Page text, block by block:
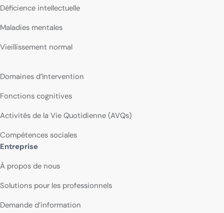
Déficience intellectuelle
Maladies mentales
Vieillissement normal
Domaines d’Intervention
Fonctions cognitives
Activités de la Vie Quotidienne (AVQs)
Compétences sociales
Entreprise
À propos de nous
Solutions pour les professionnels
Demande d’information